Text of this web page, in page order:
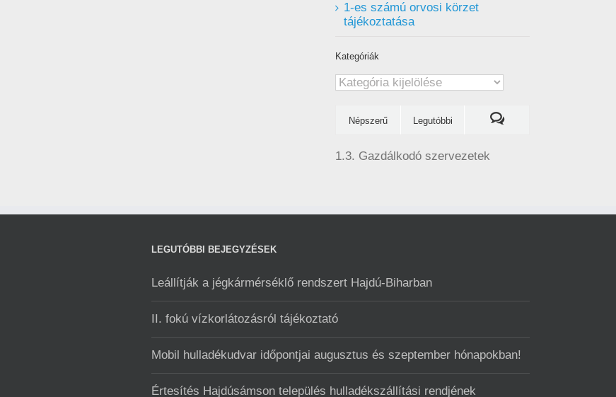
1-es számú orvosi körzet
tájékoztatása
Kategóriák
Kategóriák
Népszerű Legutóbbi
1.3. Gazdálkodó szervezetek
LEGUTÓBBI BEJEGYZÉSEK
Leállítják a jégkármérséklő rendszert Hajdú-Biharban
II. fokú vízkorlátozásról tájékoztató
Mobil hulladékudvar ️időpontjai augusztus és szeptember hónapokban!
Értesítés Hajdúsámson település hulladékszállítási rendjének